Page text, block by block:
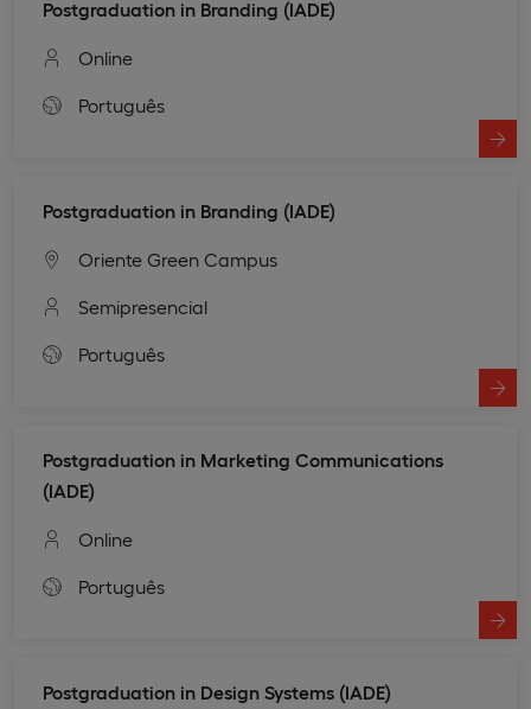
Postgraduation in Branding (IADE)
Online
Português
Postgraduation in Branding (IADE)
Oriente Green Campus
Semipresencial
Português
Postgraduation in Marketing Communications
(IADE)
Online
Português
Postgraduation in Design Systems (IADE)